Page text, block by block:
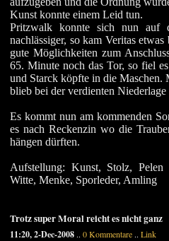
Kunst konnte einem Leid tun.
Pritzwalk konnte sich nun auf
nachlässiger, so kam Veritas
gute Möglichkeiten zum
65. Minute noch das Tor, so fiel
und Starck köpfte in die Maschen.
blieb bei der verdienten
Es kommt nun am kommenden
es nach Reckenzin wo die
hängen dürften.
Aufstellung: Kunst, Stolz, Pelen
Witte, Menke, Sporleder, Amling
Trotz super Moral reicht es nicht ganz
11:20, 2-Dec-2008 .. 0 Kommentare .. Link